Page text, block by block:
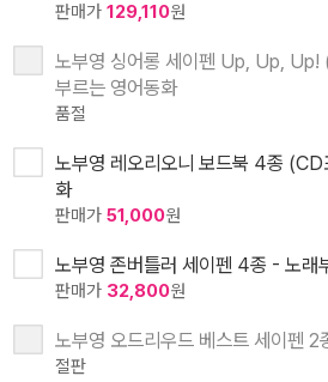
판매가 129,110원
노부영 싱어롱 세이펜 Up, Up,
부르는 영어동화
품절
노부영 레오리오니 보드북 4종
화
판매가 51,000원
노부영 존버틀러 세이펜 4종 - 노래
판매가 32,800원
노부영 오드리우드 베스트 세이펜
절판